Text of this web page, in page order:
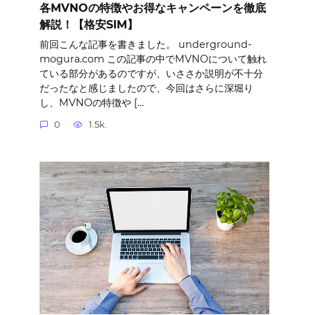
各MVNOの特徴やお得なキャンペーンを徹底
解説！【格安SIM】
前回こんな記事を書きました。 underground-
mogura.com この記事の中でMVNOについて触れ
ている部分があるのですが、いささか説明が不十分
だったなと感じましたので、今回はさらに深堀り
し、MVNOの特徴や […
0 1.5k.